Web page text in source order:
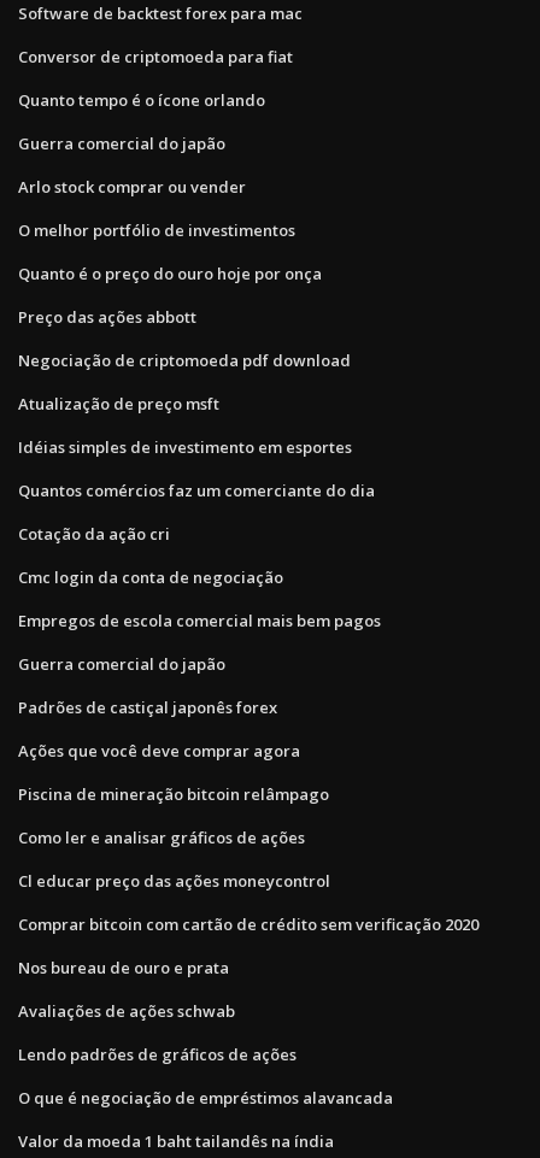
Software de backtest forex para mac
Conversor de criptomoeda para fiat
Quanto tempo é o ícone orlando
Guerra comercial do japão
Arlo stock comprar ou vender
O melhor portfólio de investimentos
Quanto é o preço do ouro hoje por onça
Preço das ações abbott
Negociação de criptomoeda pdf download
Atualização de preço msft
Idéias simples de investimento em esportes
Quantos comércios faz um comerciante do dia
Cotação da ação cri
Cmc login da conta de negociação
Empregos de escola comercial mais bem pagos
Guerra comercial do japão
Padrões de castiçal japonês forex
Ações que você deve comprar agora
Piscina de mineração bitcoin relâmpago
Como ler e analisar gráficos de ações
Cl educar preço das ações moneycontrol
Comprar bitcoin com cartão de crédito sem verificação 2020
Nos bureau de ouro e prata
Avaliações de ações schwab
Lendo padrões de gráficos de ações
O que é negociação de empréstimos alavancada
Valor da moeda 1 baht tailandês na índia